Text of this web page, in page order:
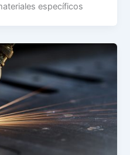
específicos